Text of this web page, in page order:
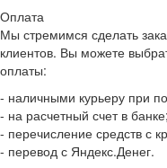
Оплата
Мы стремимся сделать
клиентов. Вы можете
оплаты:
- наличными курьеру при
- на расчетный счет в банке;
- перечисление средств с
- перевод с Яндекс.Денег.